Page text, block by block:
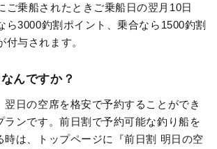
ご乗船されたときご乗船日の翌月10日
ら3000釣割ポイント、乗合なら1500釣割
付与されます。
んですか？
翌日の空席を格安で予約することができ
ランです。前日割で予約可能な釣り船を
時は、トップページに『前日割 明日の空